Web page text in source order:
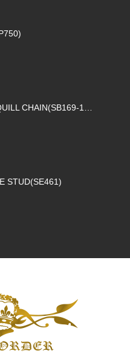
CROSS W/ CZ(S…